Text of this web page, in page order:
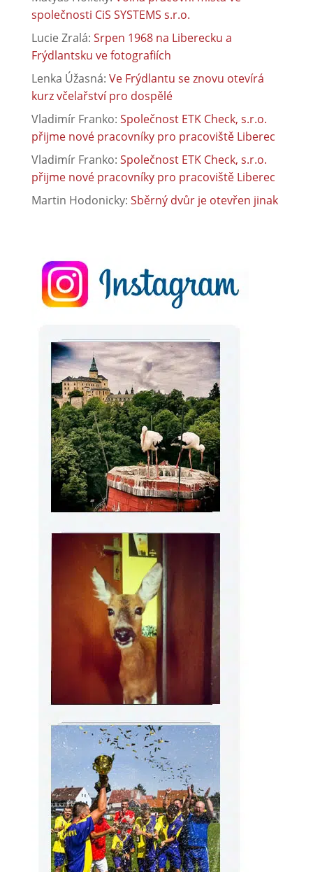
společnosti CiS SYSTEMS s.r.o.
Lucie Zralá: Srpen 1968 na Liberecku a
Frýdlantsku ve fotografiích
Lenka Úžasná: Ve Frýdlantu se znovu otevírá
kurz včelařství pro dospělé
Vladimír Franko: Společnost ETK Check, s.r.o.
přijme nové pracovníky pro pracoviště Liberec
Vladimír Franko: Společnost ETK Check, s.r.o.
přijme nové pracovníky pro pracoviště Liberec
Martin Hodonicky: Sběrný dvůr je otevřen jinak